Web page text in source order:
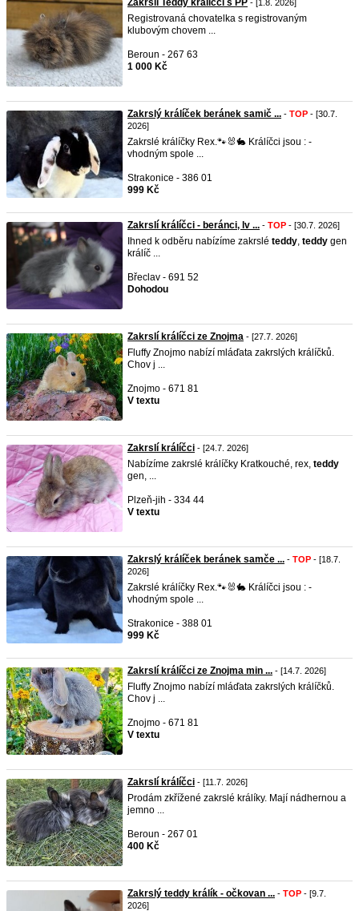
Zakrslí Teddy králíčci s PP - [1.8. 2026]
Registrovaná chovatelka s registrovaným
klubovým chovem ...
Beroun - 267 63
1 000 Kč
Zakrslý králíček beránek samič ... - TOP - [30.7.
2026]
Zakrslé králíčky Rex.🐾🐰🐇 Králíčci jsou : -
vhodným spole ...
Strakonice - 386 01
999 Kč
Zakrslí králíčci - beránci, lv ... - TOP - [30.7. 2026]
Ihned k odběru nabízíme zakrslé teddy, teddy gen
králíč ...
Břeclav - 691 52
Dohodou
Zakrslí králíčci ze Znojma - [27.7. 2026]
Fluffy Znojmo nabízí mláďata zakrslých králíčků.
Chov j ...
Znojmo - 671 81
V textu
Zakrslí králíčci - [24.7. 2026]
Nabízíme zakrslé králíčky Kratkouché, rex, teddy
gen, ...
Plzeň-jih - 334 44
V textu
Zakrslý králíček beránek samče ... - TOP - [18.7.
2026]
Zakrslé králíčky Rex.🐾🐰🐇 Králíčci jsou : -
vhodným spole ...
Strakonice - 388 01
999 Kč
Zakrslí králíčci ze Znojma min ... - [14.7. 2026]
Fluffy Znojmo nabízí mláďata zakrslých králíčků.
Chov j ...
Znojmo - 671 81
V textu
Zakrslí králíčci - [11.7. 2026]
Prodám zkřížené zakrslé králíky. Mají nádhernou a
jemno ...
Beroun - 267 01
400 Kč
Zakrslý teddy králík - očkovan ... - TOP - [9.7.
2026]